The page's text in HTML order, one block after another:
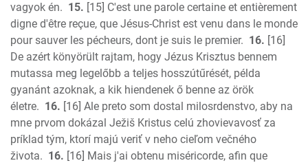
vagyok én. 15. [15] C'est une parole certaine et entièrement
digne d'être reçue, que Jésus-Christ est venu dans le monde
pour sauver les pécheurs, dont je suis le premier. 16. [16]
De azért könyörült rajtam, hogy Jézus Krisztus bennem
mutassa meg legelőbb a teljes hosszútűrését, példa
gyanánt azoknak, a kik hiendenek ő benne az örök
életre. 16. [16] Ale preto som dostal milosrdenstvo, aby na
mne prvom dokázal Ježiš Kristus celú zhovievavosť za
príklad tým, ktorí majú veriť v neho cieľom večného
života. 16. [16] Mais j'ai obtenu miséricorde, afin que